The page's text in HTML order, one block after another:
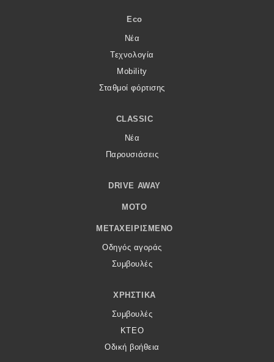
Eco
Νέα
Τεχνολογία
Mobility
Σταθμοί φόρτισης
CLASSIC
Νέα
Παρουσιάσεις
DRIVE AWAY
MOTO
ΜΕΤΑΧΕΙΡΙΣΜΈΝΟ
Οδηγός αγοράς
Συμβουλές
ΧΡΗΣΤΙΚΆ
Συμβουλές
ΚΤΕΟ
Οδική βοήθεια